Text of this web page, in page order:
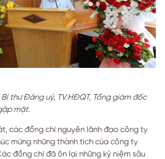
thư Đảng uỷ, TV.HĐQT, Tổng giám đốc
mặt.
các đồng chí nguyên lãnh đạo công ty
mừng những thành tích của công ty
đồng chí đã ôn lại những kỷ niệm sâu